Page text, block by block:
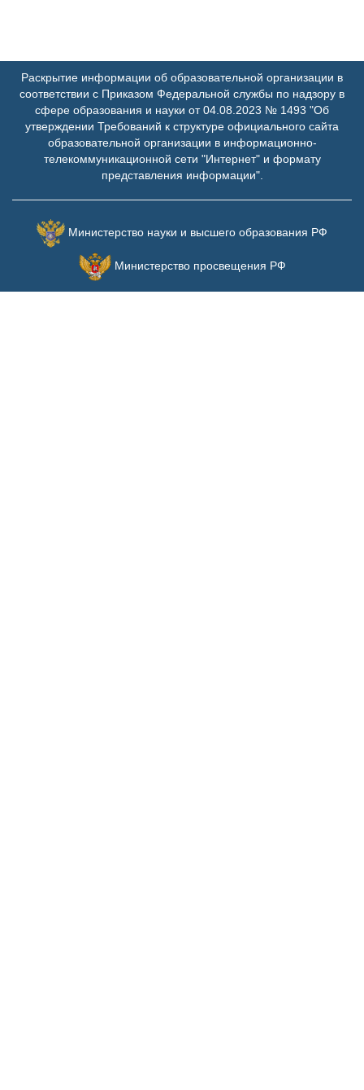
Раскрытие информации об образовательной организации в
соответствии с Приказом Федеральной службы по надзору в
сфере образования и науки от 04.08.2023 № 1493 "Об
утверждении Требований к структуре официального сайта
образовательной организации в информационно-
телекоммуникационной сети "Интернет" и формату
представления информации".
Министерство науки и высшего образования РФ
Министерство просвещения РФ